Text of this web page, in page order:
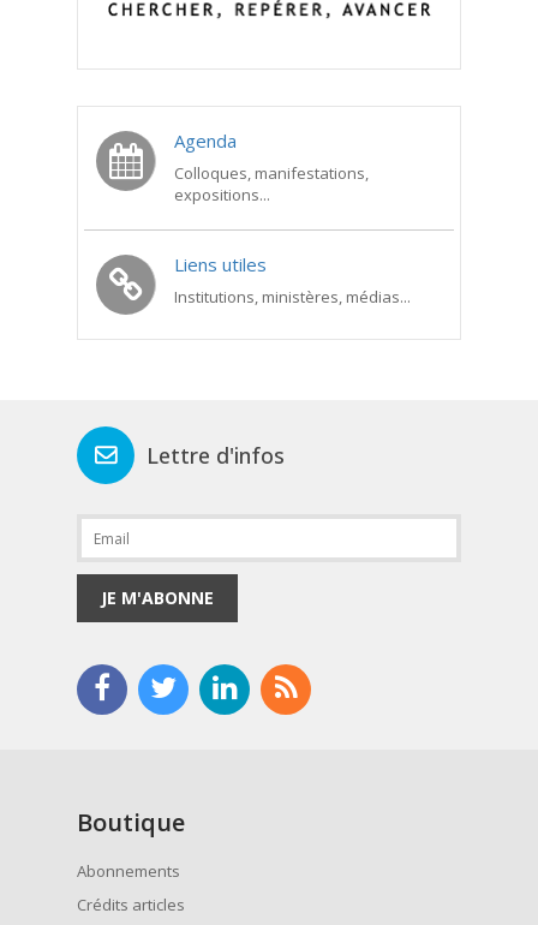
Agenda
Colloques, manifestations,
expositions...
Liens utiles
Institutions, ministères, médias...
Lettre d'infos
JE M'ABONNE
Boutique
Abonnements
Crédits articles